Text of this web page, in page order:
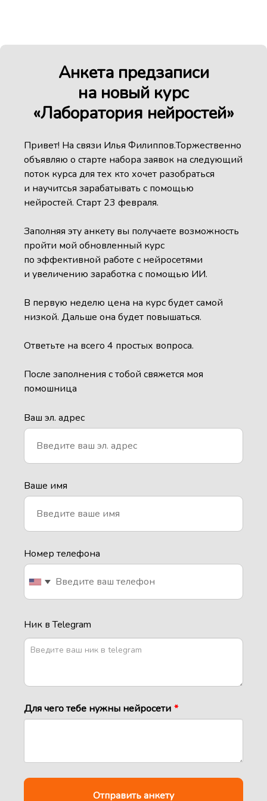
Анкета предзаписи
на новый курс
«Лаборатория нейростей»
Привет! На связи Илья Филиппов.Торжественно
объявляю о старте набора заявок на следующий
поток курса для тех кто хочет разобраться
и научитсья зарабатывать с помощью
нейростей. Старт 23 февраля.
Заполняя эту анкету вы получаете возможность
пройти мой обновленный курс
по эффективной работе с нейросетями
и увеличению заработка с помощью ИИ.
В первую неделю цена на курс будет самой
низкой. Дальше она будет повышаться.
Ответьте на всего 4 простых вопроса.
После заполнения с тобой свяжется моя
помошница
Ваш эл. адрес
Ваше имя
Номер телефона
Ник в Telegram
Для чего тебе нужны нейросети *
Отправить анкету